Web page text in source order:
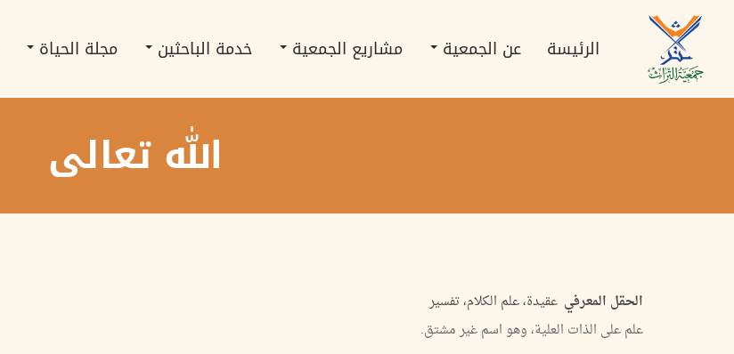
الرئيسي navigation
الرئيسة عن الجمعية مشاريع الجمعية خدمة الباحثين مجلة الحياة
الله تعالى
الحقل المعرفي عقيدة، علم الكلام، تفسير
علم على الذات العلية، وهو اسم غير مشتق.